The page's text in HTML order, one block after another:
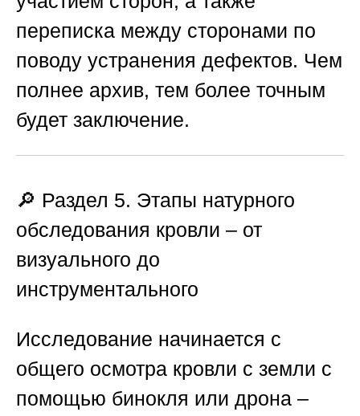
переписка между сторонами по
поводу устранения дефектов. Чем
полнее архив, тем более точным
будет заключение.
🔎 Раздел 5. Этапы натурного
обследования кровли – от
визуального до
инструментального
Исследование начинается с
общего осмотра кровли с земли с
помощью бинокля или дрона –